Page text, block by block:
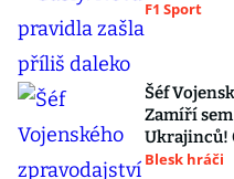
F1 Sport
Šéf
Zamíří
Ukrajinců!
Blesk hráči